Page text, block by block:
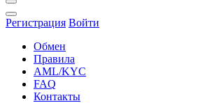
Регистрация Войти
Обмен
Правила
AML/KYC
FAQ
Контакты